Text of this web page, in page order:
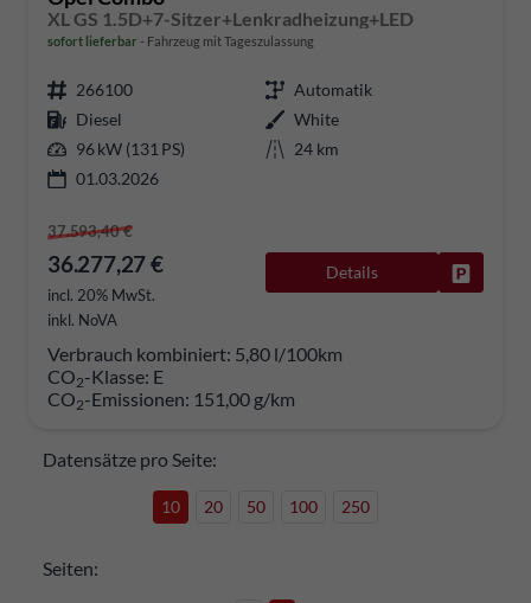
XL GS 1.5D+7-Sitzer+Lenkradheizung+LED
sofort lieferbar Fahrzeug mit Tageszulassung
266100
Automatik
Diesel
White
96 kW (131 PS)
24 km
01.03.2026
37.593,40 €
36.277,27 €
incl. 20% MwSt.
inkl. NoVA
Details
Verbrauch kombiniert: 5,80 l/100km
CO2-Klasse: E
CO2-Emissionen: 151,00 g/km
Datensätze pro Seite:
10 20 50 100 250
Seiten: